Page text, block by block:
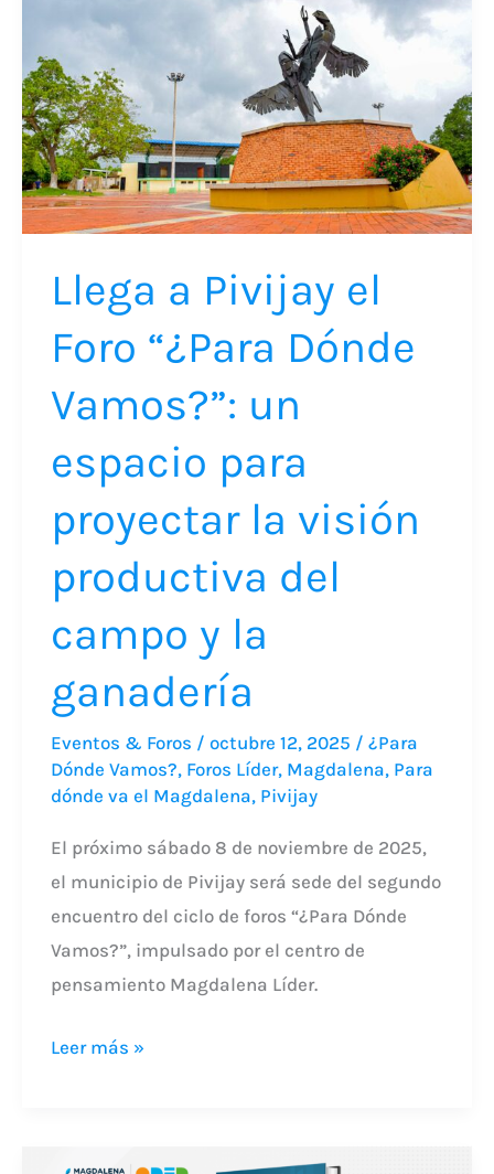
Llega a Pivijay el
Foro “¿Para Dónde
Vamos?”: un
espacio para
proyectar la visión
productiva del
campo y la
ganadería
Eventos & Foros / octubre 12, 2025 / ¿Para
Dónde Vamos?, Foros Líder, Magdalena, Para
dónde va el Magdalena, Pivijay
El próximo sábado 8 de noviembre de 2025,
el municipio de Pivijay será sede del segundo
encuentro del ciclo de foros “¿Para Dónde
Vamos?”, impulsado por el centro de
pensamiento Magdalena Líder.
Foro
“¿Para
Dónde
Vamos?”:
un
para
la
visión
productiva
del
la
ganadería
Leer más »
Magdalena